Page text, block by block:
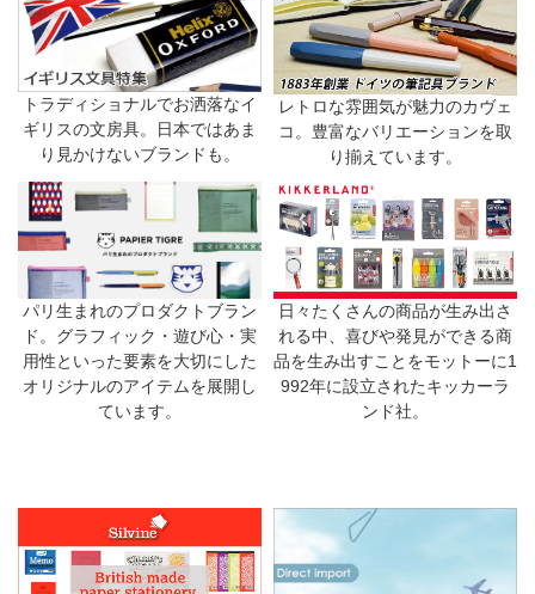
トラディショナルでお洒落なイ
ギリスの文房具。日本ではあま
り見かけないブランドも。
レトロな雰囲気が魅力のカヴェ
コ。豊富なバリエーションを取
り揃えています。
パリ生まれのプロダクトブラン
ド。グラフィック・遊び心・実
用性といった要素を大切にした
オリジナルのアイテムを展開し
ています。
日々たくさんの商品が生み出さ
れる中、喜びや発見ができる商
品を生み出すことをモットーに1
992年に設立されたキッカーラ
ンド社。